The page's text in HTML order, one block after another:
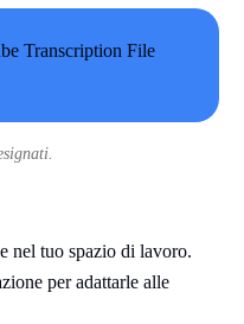
nel tuo spazio di lavoro.
per adattarle alle